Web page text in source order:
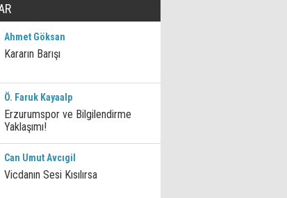
Ahmet Göksan
Kararın Barışı
Ö. Faruk Kayaalp
Erzurumspor ve Bilgilendirme
Yaklaşımı!
Can Umut Avcıgil
Vicdanın Sesi Kısılırsa